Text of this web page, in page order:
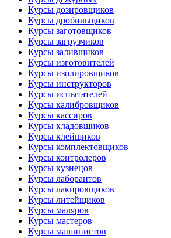
Курсы дозировщиков
Курсы дробильщиков
Курсы заготовщиков
Курсы загрузчиков
Курсы заливщиков
Курсы изготовителей
Курсы изолировщиков
Курсы инструкторов
Курсы испытателей
Курсы калибровщиков
Курсы кассиров
Курсы кладовщиков
Курсы клейщиков
Курсы комплектовщиков
Курсы контролеров
Курсы кузнецов
Курсы лаборантов
Курсы лакировщиков
Курсы литейщиков
Курсы маляров
Курсы мастеров
Курсы машинистов